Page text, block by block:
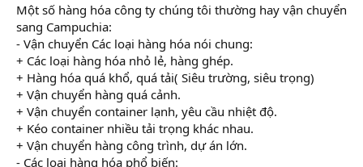
Một số hàng hóa công ty chúng tôi thường hay vận chuyển
sang Campuchia:
- Vận chuyển Các loại hàng hóa nói chung:
+ Các loại hàng hóa nhỏ lẻ, hàng ghép.
+ Hàng hóa quá khổ, quá tải( Siêu trường, siêu trọng)
+ Vận chuyển hàng quá cảnh.
+ Vận chuyển container lạnh, yêu cầu nhiệt độ.
+ Kéo container nhiều tải trọng khác nhau.
+ Vận chuyển hàng công trình, dự án lớn.
- Các loại hàng hóa phổ biến: